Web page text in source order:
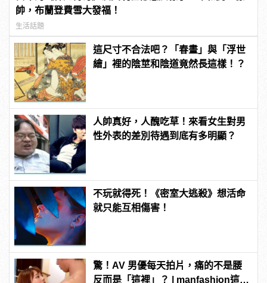
帥，布蘭登費雪大發福！
生活話題
這尺寸不合法吧？「春畫」與「浮世
繪」裡的陰莖和陰道竟然長這樣！？
人帥真好，人醜吃草！來看女生對男
性外表的差別待遇到底有多明顯？
不玩就得死！《密室大逃殺》想活命
就只能互相傷害！
驚！AV 男優每天拍片，痛的不是腰
反而是「這裡」？ | manfashion這樣